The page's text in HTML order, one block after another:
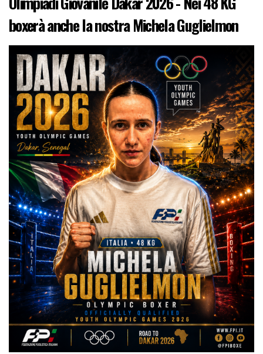
boxerà anche la nostra Michela Guglielmon